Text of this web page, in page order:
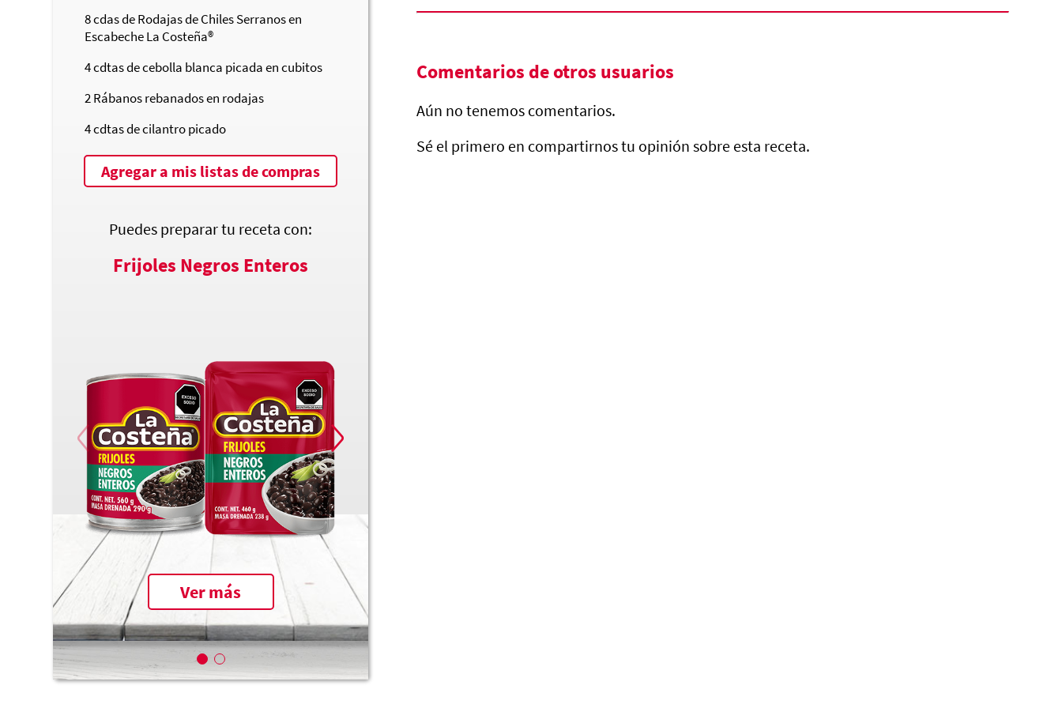
8cdas de Rodajas de Chiles Serranos en
EscabecheLa Costeña®
4cdtas de cebolla blanca picada en cubitos
2Rábanos rebanados en rodajas
4cdtas de cilantro picado
Agregar a mis listas de compras
Puedes preparar tu receta con:
Frijoles Negros Enteros
Ver más
Comentarios de otros usuarios
Aún no tenemos comentarios.
Sé el primero en compartirnos tu opinión sobre esta receta.